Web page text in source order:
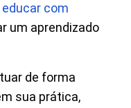
educar com
um aprendizado
de forma
sua prática,